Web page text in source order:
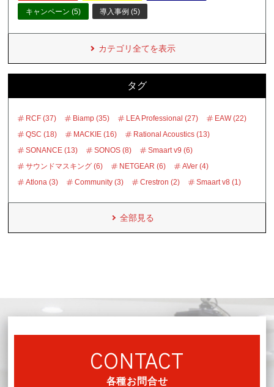
キャンペーン (5) 導入事例 (5)
カテゴリ全てを表示
タグ
RCF (37) Biamp (35) LEA Professional (27)
EAW (22)
QSC (18)
MACKIE (16)
Rational Acoustics (13)
SONANCE (13)
SONOS (8)
Smaart v9 (6)
サウンドマスキング (6)
NETGEAR (6)
AVer (4)
Atlona (3)
Community (3) Crestron (2) Smaart v8 (1)
全部見る
CONTACT
各種お問合せ